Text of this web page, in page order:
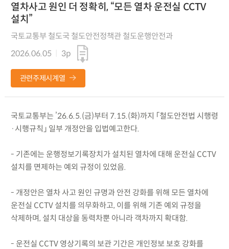
열차사고 원인 더 정확히, “모든 열차 운전실 CCTV
설치”
국토교통부 철도국 철도안전정책관 철도운행안전과
2026.06.05
3p
관련주제시계열
국토교통부는 ’26.6.5.(금)부터 7.15.(화)까지 「철도안전법 시행령
·시행규칙」 일부 개정안을 입법예고한다.
- 기존에는 운행정보기록장치가 설치된 열차에 대해 운전실 CCTV
설치를 면제하는 예외 규정이 있었음.
- 개정안은 열차 사고 원인 규명과 안전 강화를 위해 모든 열차에
운전실 CCTV 설치를 의무화하고, 이를 위해 기존 예외 규정을
삭제하며, 설치 대상을 동력차뿐 아니라 객차까지 확대함.
- 운전실 CCTV 영상기록의 보관 기간은 개인정보 보호 강화를